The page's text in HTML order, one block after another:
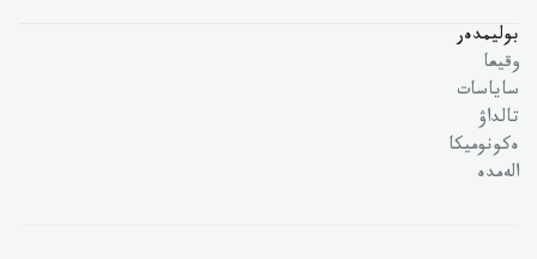
بوليمدەر
وقيعا
ساياسات
تالداۋ
ەكونوميكا
الەمدە